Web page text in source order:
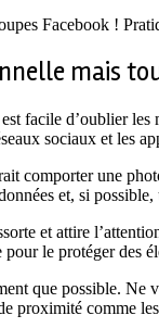
Facebook !
mais
facile d’oublier
sociaux et les
comporter une
et, si
et attire
le protéger des
que possible.
proximité comme